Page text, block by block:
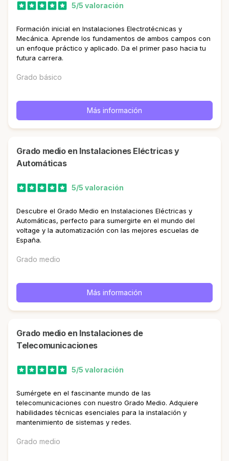
5/5 valoración
Formación inicial en Instalaciones Electrotécnicas y
Mecánica. Aprende los fundamentos de ambos campos con
un enfoque práctico y aplicado. Da el primer paso hacia tu
futura carrera.
Grado básico
Más información
Grado medio en Instalaciones Eléctricas y
Automáticas
5/5 valoración
Descubre el Grado Medio en Instalaciones Eléctricas y
Automáticas, perfecto para sumergirte en el mundo del
voltage y la automatización con las mejores escuelas de
España.
Grado medio
Más información
Grado medio en Instalaciones de
Telecomunicaciones
5/5 valoración
Sumérgete en el fascinante mundo de las
telecomunicaciones con nuestro Grado Medio. Adquiere
habilidades técnicas esenciales para la instalación y
mantenimiento de sistemas y redes.
Grado medio